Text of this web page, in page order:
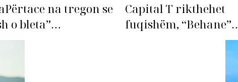
na tregon se
o bleta”…
Capital T rikthehet
fuqishëm, “Behane”
premton të bëhet